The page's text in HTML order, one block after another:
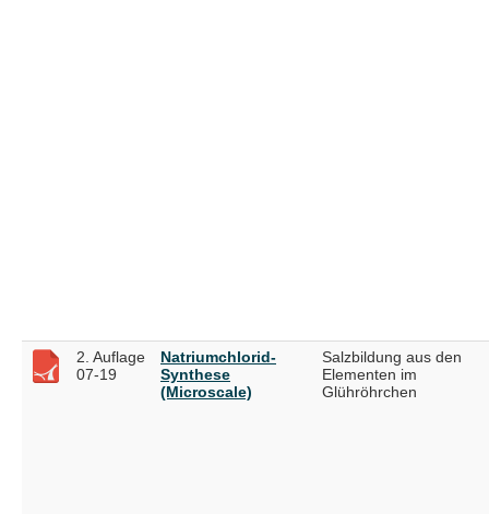
2. Auflage
07-19
Natriumchlorid-
Synthese
(Microscale)
Salzbildung aus den
Elementen im
Glühröhrchen